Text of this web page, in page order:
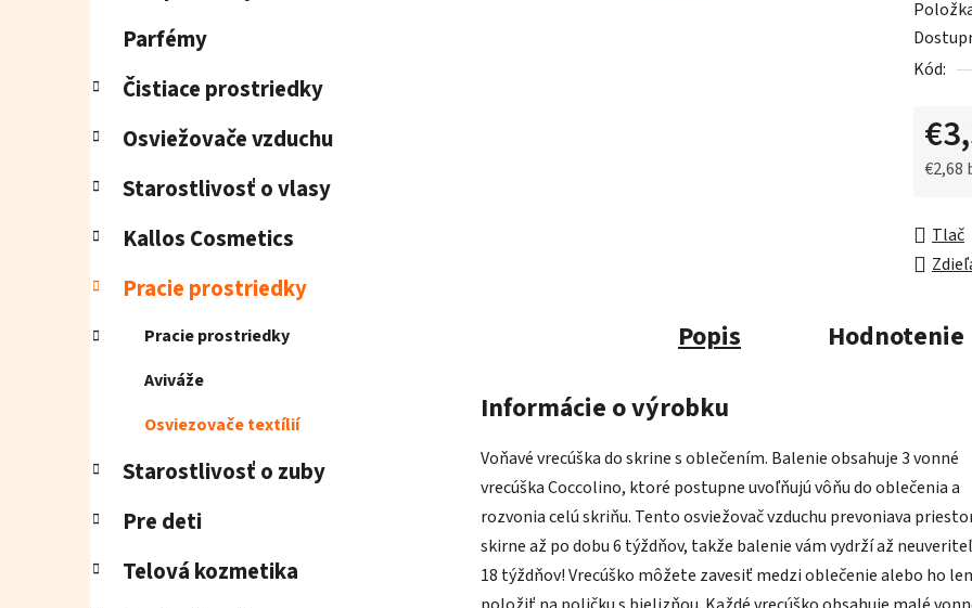
Parfémy
Čistiace prostriedky
Osviežovače vzduchu
Starostlivosť o vlasy
Kallos Cosmetics
Pracie prostriedky
Pracie prostriedky
Aviváže
Osviezovače textílií
Starostlivosť o zuby
Pre deti
Telová kozmetika
je
0,0
z
Kód:
€2,68
Tlač
Popis Hodnotenie
Informácie o výrobku
Voňavé vrecúška do skrine s oblečením. Balenie obsahuje 3 vonné
vrecúška Coccolino, ktoré postupne uvoľňujú vôňu do oblečenia a
rozvonia celú skriňu. Tento osviežovač vzduchu prevoniava
skirne až po dobu 6 týždňov, takže balenie vám vydrží až
18 týždňov! Vrecúško môžete zavesiť medzi oblečenie alebo ho